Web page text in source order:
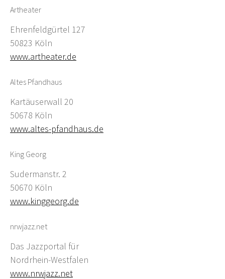
Artheater
Ehrenfeldgürtel 127
50823 Köln
www.artheater.de
Altes Pfandhaus
Kartäuserwall 20
50678 Köln
www.altes-pfandhaus.de
King Georg
Sudermanstr. 2
50670 Köln
www.kinggeorg.de
nrwjazz.net
Das Jazzportal für
Nordrhein-Westfalen
www.nrwjazz.net